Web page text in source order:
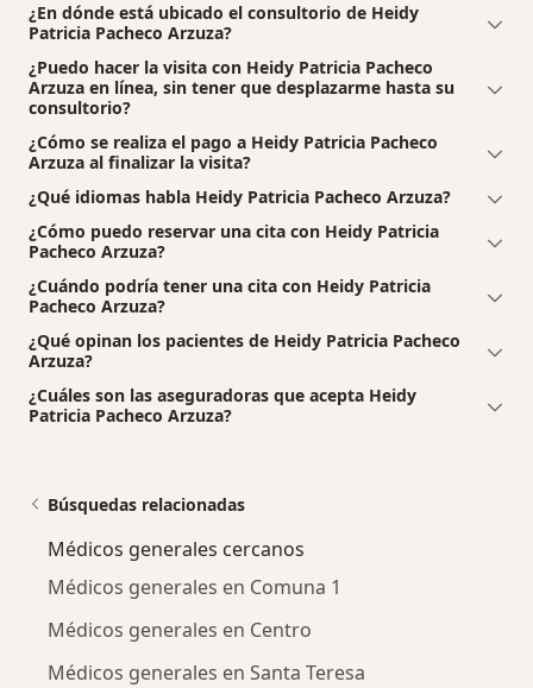
¿En dónde está ubicado el consultorio de Heidy
Patricia Pacheco Arzuza?
¿Puedo hacer la visita con Heidy Patricia Pacheco
Arzuza en línea, sin tener que desplazarme hasta su
consultorio?
¿Cómo se realiza el pago a Heidy Patricia Pacheco
Arzuza al finalizar la visita?
¿Qué idiomas habla Heidy Patricia Pacheco Arzuza?
¿Cómo puedo reservar una cita con Heidy Patricia
Pacheco Arzuza?
¿Cuándo podría tener una cita con Heidy Patricia
Pacheco Arzuza?
¿Qué opinan los pacientes de Heidy Patricia Pacheco
Arzuza?
¿Cuáles son las aseguradoras que acepta Heidy
Patricia Pacheco Arzuza?
Búsquedas relacionadas
Médicos generales cercanos
Médicos generales en Comuna 1
Médicos generales en Centro
Médicos generales en Santa Teresa